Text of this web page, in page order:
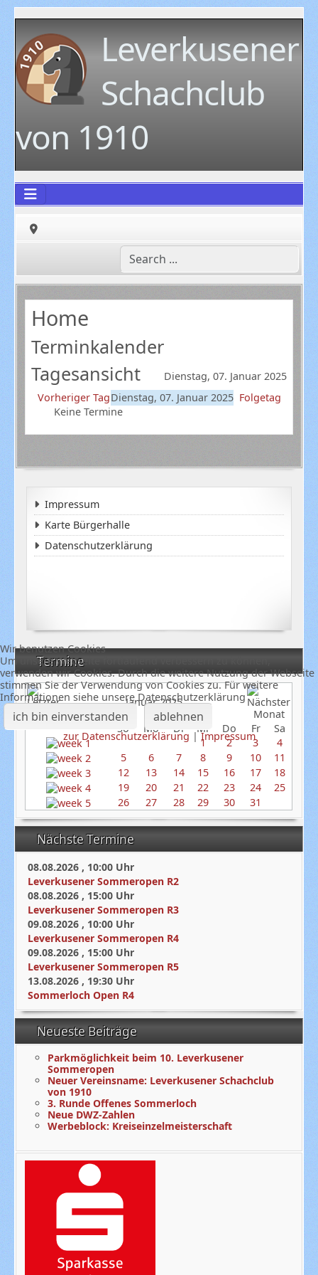
Leverkusener
Schachclub
von 1910
Termine
Januar 2025
So
Mo Di Mi Do Fr
Sa
1
2 3
4
5
6 7 8 9 10
11
12
13 14 15 16 17
18
19
20 21 22 23 24
25
26
27 28 29 30 31
Nächste Termine
08.08.2026 , 10:00 Uhr
Leverkusener Sommeropen R2
08.08.2026 , 15:00 Uhr
Leverkusener Sommeropen R3
09.08.2026 , 10:00 Uhr
Leverkusener Sommeropen R4
09.08.2026 , 15:00 Uhr
Leverkusener Sommeropen R5
13.08.2026 , 19:30 Uhr
Sommerloch Open R4
Neueste Beiträge
Parkmöglichkeit beim 10. Leverkusener
Sommeropen
Neuer Vereinsname: Leverkusener Schachclub
von 1910
3. Runde Offenes Sommerloch
Neue DWZ-Zahlen
Werbeblock: Kreiseinzelmeisterschaft
Home
Terminkalender
Tagesansicht
Dienstag, 07. Januar 2025
Vorheriger TagDienstag, 07. Januar 2025 Folgetag
Keine Termine
Impressum
Karte Bürgerhalle
Datenschutzerklärung
Wir benutzen Cookies
Um unsere Webseite fortlaufend verbessern zu können,
verwenden wir Cookies. Durch die weitere Nutzung der Webseite
stimmen Sie der Verwendung von Cookies zu. Für weitere
Informationen siehe unsere Datenschutzerklärung
ich bin einverstanden ablehnen
zur Datenschutzerklärung |Impressum